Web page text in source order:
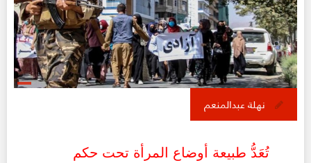
نهلة عبدالمنعم
تُعَدُّ طبيعة أوضاع المرأة تحت حكم